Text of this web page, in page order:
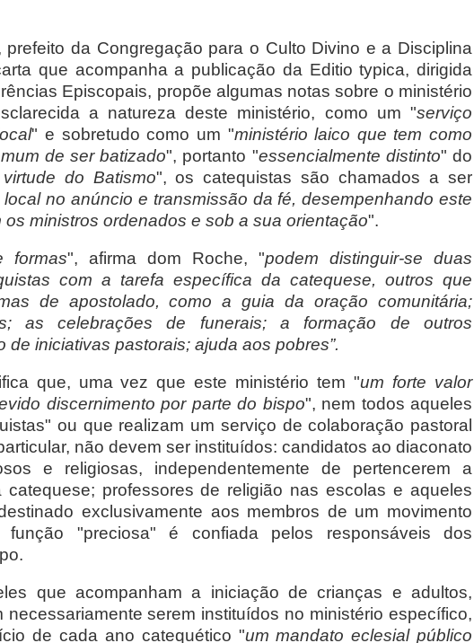
prefeito da Congregação para o Culto Divino e a Disciplina
que acompanha a publicação da Editio typica, dirigida
Episcopais, propõe algumas notas sobre o ministério
a natureza deste ministério, como um "serviço
" e sobretudo como um "ministério laico que tem como
de ser batizado", portanto "essencialmente distinto" do
do Batismo", os catequistas são chamados a ser
no anúncio e transmissão da fé, desempenhando este
ministros ordenados e sob a sua orientação".
formas", afirma dom Roche, "podem distinguir-se duas
com a tarefa específica da catequese, outros que
de apostolado, como a guia da oração comunitária;
as celebrações de funerais; a formação de outros
iniciativas pastorais; ajuda aos pobres”.
que, uma vez que este ministério tem "um forte valor
discernimento por parte do bispo", nem todos aqueles
ou que realizam um serviço de colaboração pastoral
não devem ser instituídos: candidatos ao diaconato
e religiosas, independentemente de pertencerem a
professores de religião nas escolas e aqueles
exclusivamente aos membros de um movimento
"preciosa" é confiada pelos responsáveis dos
que acompanham a iniciação de crianças e adultos,
serem instituídos no ministério específico,
de cada ano catequético "um mandato eclesial público